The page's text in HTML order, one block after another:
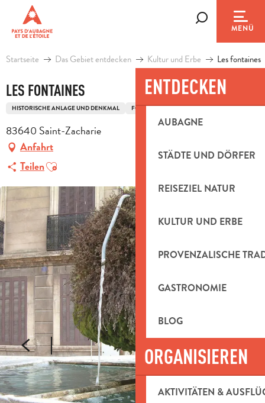
contenu
principal
MENÜ
ENTDECKEN
AUBAGNE
STÄDTE UND DÖRFER
REISEZIEL NATUR
KULTUR UND ERBE
PROVENZALISCHE
GASTRONOMIE
BLOG
ORGANISIEREN
AKTIVITÄTEN &
Startseite Das Gebiet entdecken Kultur und Erbe Les fontaines
LES FONTAINES
HISTORISCHE ANLAGE UND DENKMAL FONTAINE HISTORISCHES ERBE
83640 Saint-Zacharie
Anfahrt
TeilenAjouter aux favoris